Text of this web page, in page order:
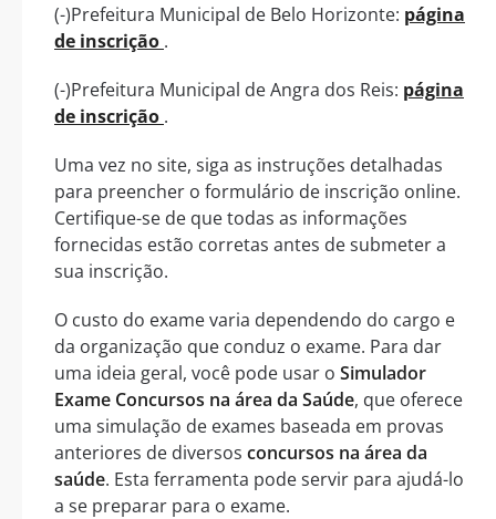
(-)Prefeitura Municipal de Belo Horizonte: página
de inscrição .
(-)Prefeitura Municipal de Angra dos Reis: página
de inscrição .
Uma vez no site, siga as instruções detalhadas
para preencher o formulário de inscrição online.
Certifique-se de que todas as informações
fornecidas estão corretas antes de submeter a
sua inscrição.
O custo do exame varia dependendo do cargo e
da organização que conduz o exame. Para dar
uma ideia geral, você pode usar o Simulador
Exame Concursos na área da Saúde, que oferece
uma simulação de exames baseada em provas
anteriores de diversos concursos na área da
saúde. Esta ferramenta pode servir para ajudá-lo
a se preparar para o exame.